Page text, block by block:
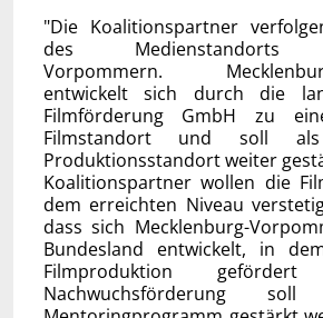
"Die Koalitionspartner
des Medienstandorts
Vorpommern.
entwickelt sich durch die
Filmförderung GmbH zu
Filmstandort und soll
Produktionsstandort weiter
Koalitionspartner wollen die
dem erreichten Niveau
dass sich Mecklenburg-
Bundesland entwickelt, in
Filmproduktion
Nachwuchsförderung